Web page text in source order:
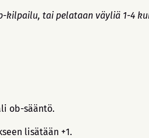
kilpailu, tai pelataan väyliä 1-4
ob-sääntö.
lisätään +1.